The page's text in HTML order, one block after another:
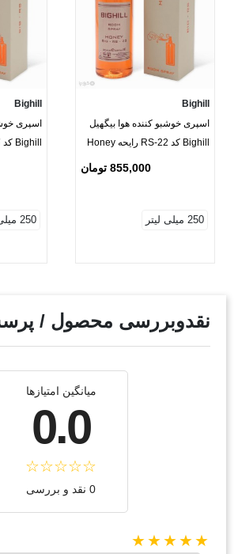
Bighill
اسپری خوشبو کننده هوا بیگهیل
Bighill کد RS-22 رایحه Honey
855,000 تومان
250 میلی لیتر
Bighill
اسپری
250 میلی لیتر
نقدوبررسی محصول /
میانگین امتیازها
0.0
0 نقد و بررسی
★★★★★